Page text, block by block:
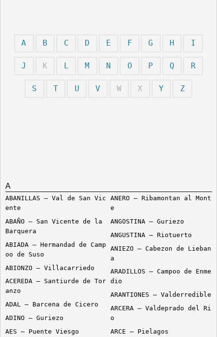
A B C D E F G H I
J K L M N O P Q R
S T U V W X Y Z
A
ABANILLAS – Val de San Vic
ente
ABAÑO – San Vicente de la
Barquera
ABIADA – Hermandad de Camp
oo de Suso
ABIONZO – Villacarriedo
ACEREDA – Santiurde de Tor
anzo
ADAL – Barcena de Cicero
ADINO – Guriezo
AES – Puente Viesgo
ANERO – Ribamontan al Mont
e
ANGOSTINA – Guriezo
ANGUSTINA – Riotuerto
ANIEZO – Cabezon de Lieban
a
ARADILLOS – Campoo de Enme
dio
ARANTIONES – Valderredible
ARCERA – Valdeprado del Ri
o
ARCE – Pielagos